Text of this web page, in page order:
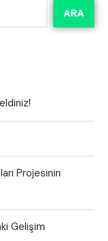
ARA
Projesinin
Gelişim